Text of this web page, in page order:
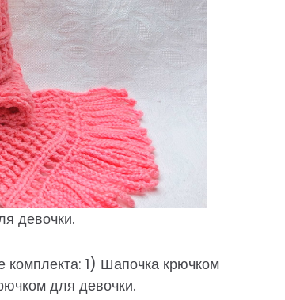
девочки.
1) Шапочка крючком
для девочки.